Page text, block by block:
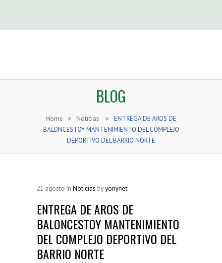
BLOG
Home > Noticias >
ENTREGA DE AROS DE
BALONCESTOY MANTENIMIENTO DEL COMPLEJO
DEPORTIVO DEL BARRIO NORTE
21 agosto In Noticias byyonynet
ENTREGA DE AROS DE
BALONCESTOY MANTENIMIENTO
DEL COMPLEJO DEPORTIVO DEL
BARRIO NORTE